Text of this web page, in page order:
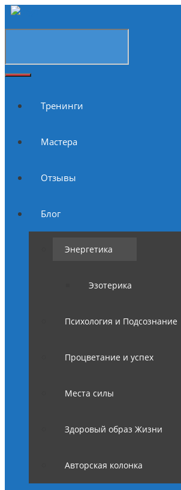
Тренинги
Мастера
Отзывы
Блог
Энергетика
Эзотерика
Психология и Подсознание
Процветание и успех
Места силы
Здоровый образ Жизни
Авторская колонка